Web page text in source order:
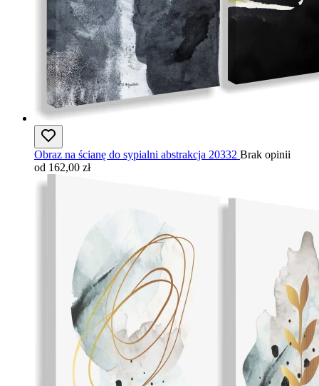
Obraz na ścianę do sypialni abstrakcja 20332 Brak opinii
od 162,00 zł